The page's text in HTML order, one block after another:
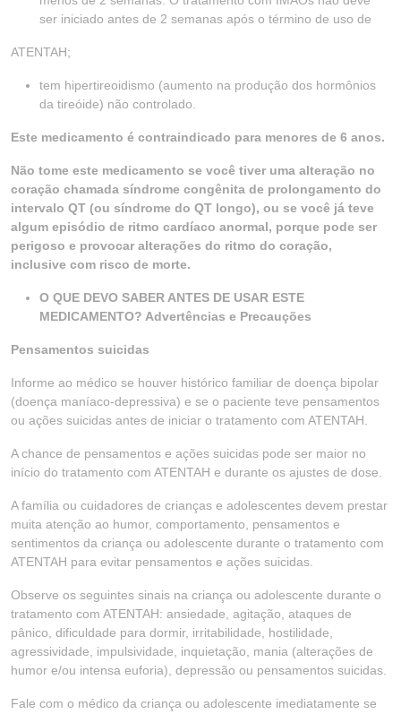
ser iniciado antes de 2 semanas após o término de uso de
ATENTAH;
tem hipertireoidismo (aumento na produção dos hormônios
da tireóide) não controlado.
Este medicamento é contraindicado para menores de 6 anos.
Não tome este medicamento se você tiver uma alteração no
coração chamada síndrome congênita de prolongamento do
intervalo QT (ou síndrome do QT longo), ou se você já teve
algum episódio de ritmo cardíaco anormal, porque pode ser
perigoso e provocar alterações do ritmo do coração,
inclusive com risco de morte.
O QUE DEVO SABER ANTES DE USAR ESTE
MEDICAMENTO? Advertências e Precauções
Pensamentos suicidas
Informe ao médico se houver histórico familiar de doença bipolar
(doença maníaco-depressiva) e se o paciente teve pensamentos
ou ações suicidas antes de iniciar o tratamento com ATENTAH.
A chance de pensamentos e ações suicidas pode ser maior no
início do tratamento com ATENTAH e durante os ajustes de dose.
A família ou cuidadores de crianças e adolescentes devem prestar
muita atenção ao humor, comportamento, pensamentos e
sentimentos da criança ou adolescente durante o tratamento com
ATENTAH para evitar pensamentos e ações suicidas.
Observe os seguintes sinais na criança ou adolescente durante o
tratamento com ATENTAH: ansiedade, agitação, ataques de
pânico, dificuldade para dormir, irritabilidade, hostilidade,
agressividade, impulsividade, inquietação, mania (alterações de
humor e/ou intensa euforia), depressão ou pensamentos suicidas.
Fale com o médico da criança ou adolescente imediatamente se